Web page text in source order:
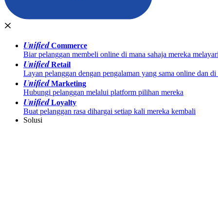
UnifiedCommerce
Biar pelanggan membeli online di mana sahaja mereka melayari
UnifiedRetail
Layan pelanggan dengan pengalaman yang sama online dan
UnifiedMarketing
Hubungi pelanggan melalui platform pilihan mereka
UnifiedLoyalty
Buat pelanggan rasa dihargai setiap kali mereka kembali
Solusi